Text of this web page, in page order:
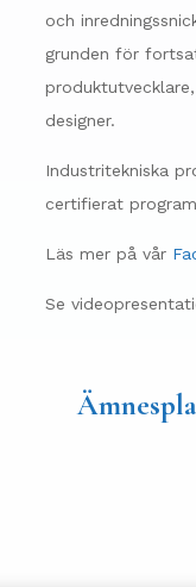
och
grunden för
designer.
Industritekniska
certifierat
Läs mer på vår
Se